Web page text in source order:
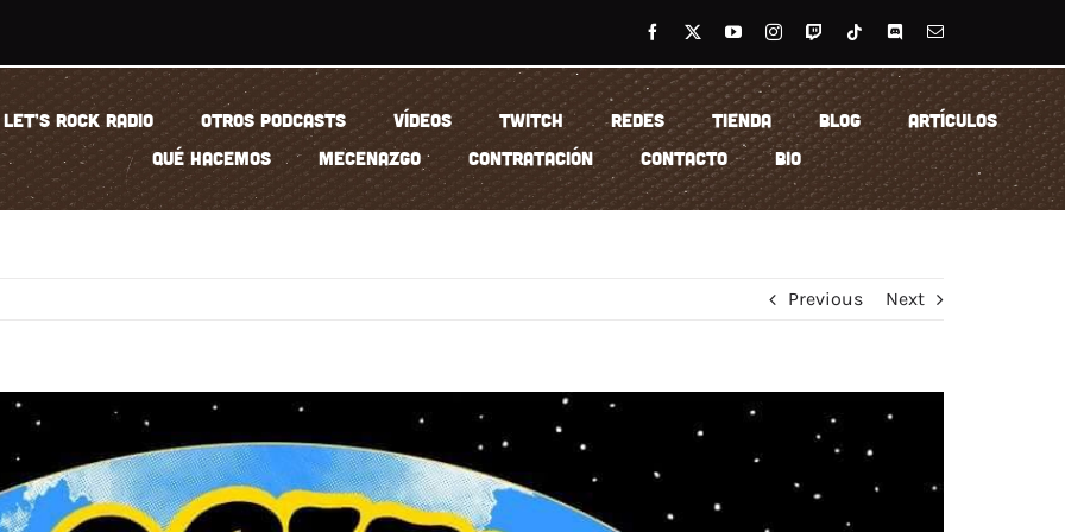
LET’S ROCK RADIO OTROS PODCASTS VÍDEOS TWITCH REDES TIENDA BLOG
ARTÍCULOS
QUÉ HACEMOS
MECENAZGO CONTRATACIÓN CONTACTO BIO
Previous Next